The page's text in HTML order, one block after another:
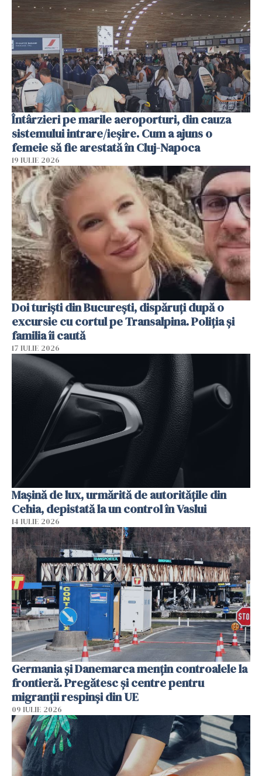
Întârzieri pe marile aeroporturi, din cauza
sistemului intrare/ieșire. Cum a ajuns o
femeie să fie arestată în Cluj-Napoca
19 IULIE 2026
Doi turiști din București, dispăruți după o
excursie cu cortul pe Transalpina. Poliția și
familia îi caută
17 IULIE 2026
Mașină de lux, urmărită de autoritățile din
Cehia, depistată la un control în Vaslui
14 IULIE 2026
Germania și Danemarca mențin controalele la
frontieră. Pregătesc și centre pentru
migranții respinși din UE
09 IULIE 2026